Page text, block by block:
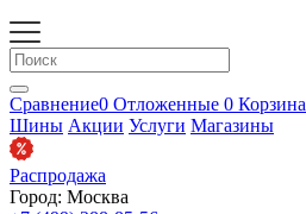
Сравнение0 Отложенные 0 Корзина
Шины Акции Услуги Магазины
Распродажа
Город: Москва